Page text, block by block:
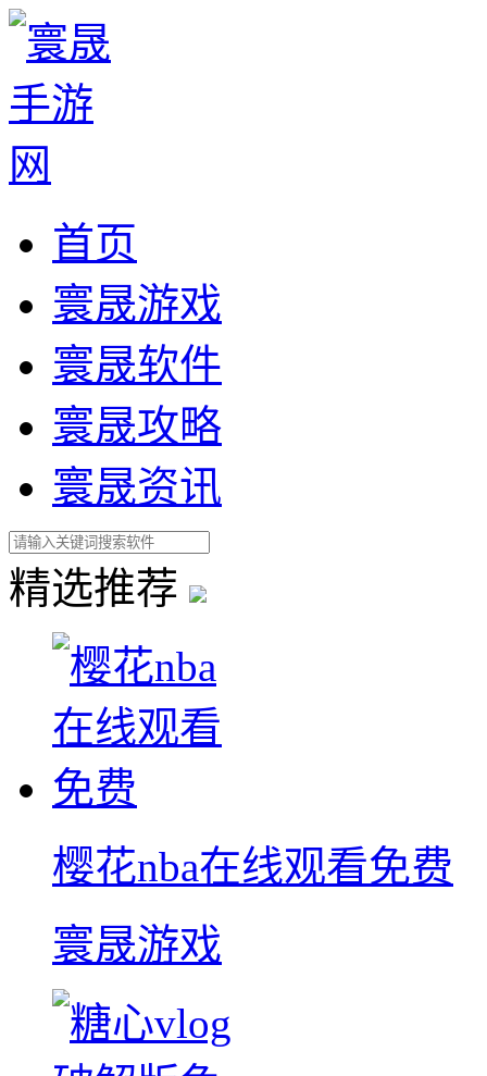
首页
寰晟游戏
寰晟软件
寰晟攻略
寰晟资讯
精选推荐
樱花nba在线观看免费
寰晟游戏